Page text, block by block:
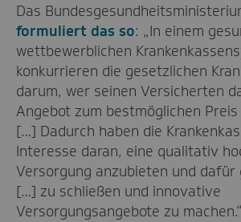
Das
formuliert das so: „In einem
wettbewerblichen
konkurrieren die gesetzlichen
darum, wer seinen Versicherten
Angebot zum bestmöglichen
[…] Dadurch haben die
Interesse daran, eine qualitativ
Versorgung anzubieten und
[…] zu schließen und innovative
Versorgungsangebote zu machen.“